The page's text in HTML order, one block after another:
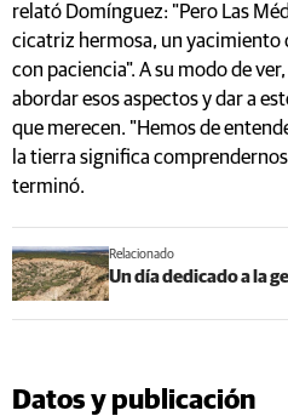
relató Domínguez: "Pero Las
cicatriz hermosa, un yacimiento
con paciencia". A su modo de
abordar esos aspectos y dar a
que merecen. "Hemos de
la tierra significa
terminó.
Relacionado
Un día dedicado a la
Datos y publicación